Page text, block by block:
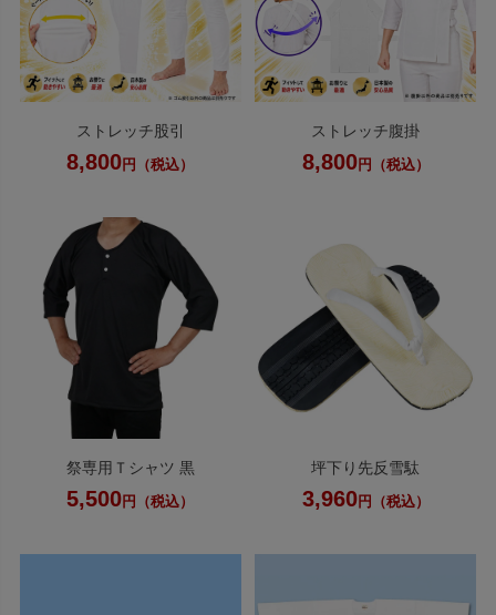
ストレッチ股引
8,800 円（税込）
ストレッチ腹掛
8,800円（税込）
祭専用Ｔシャツ 黒
5,500 円（税込）
坪下り先反雪駄
3,960円（税込）